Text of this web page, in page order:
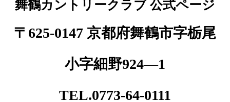
舞鶴カントリークラブ 公式ページ
〒625-0147 京都府舞鶴市字栃尾
小字細野924―1
TEL.0773-64-0111